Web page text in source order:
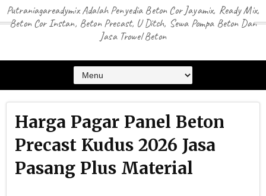
Putraniagareadymix Adalah Penyedia Beton Cor Jayamix, Ready Mix,
Beton Cor Instan, Beton Precast, U Ditch, Sewa Pompa Beton Dan
Jasa Trowel Beton
Harga Pagar Panel Beton
Precast Kudus 2026 Jasa
Pasang Plus Material